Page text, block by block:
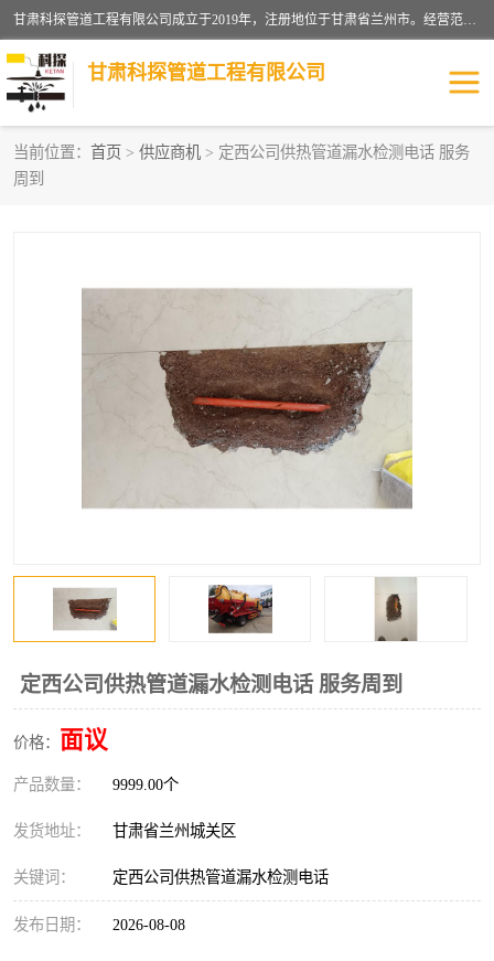
甘肃科探管道工程有限公司成立于2019年，注册地位于甘肃省兰州市。经营范围包括管道安装、清洗、疏通、维修、检测，防水工程，工程钻孔，化粪池清理，暖气安装，给排水管道安装维修，室内外管道如消防、供水、供热管道漏水检测定位，室内外防水堵漏等。
甘肃科探管道工程有限公司
当前位置： 首页 > 供应商机 > 定西公司供热管道漏水检测电话 服务
周到
定西公司供热管道漏水检测电话 服务周到
价格： 面议
产品数量： 9999.00个
发货地址： 甘肃省兰州城关区
关键词： 定西公司供热管道漏水检测电话
发布日期： 2026-08-08
管道安装维修
自来水管漏水 管道疏通